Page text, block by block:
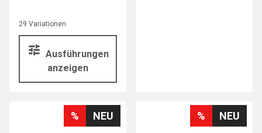
29 Variationen
Ausführungen
anzeigen
NEU
% NEU
%